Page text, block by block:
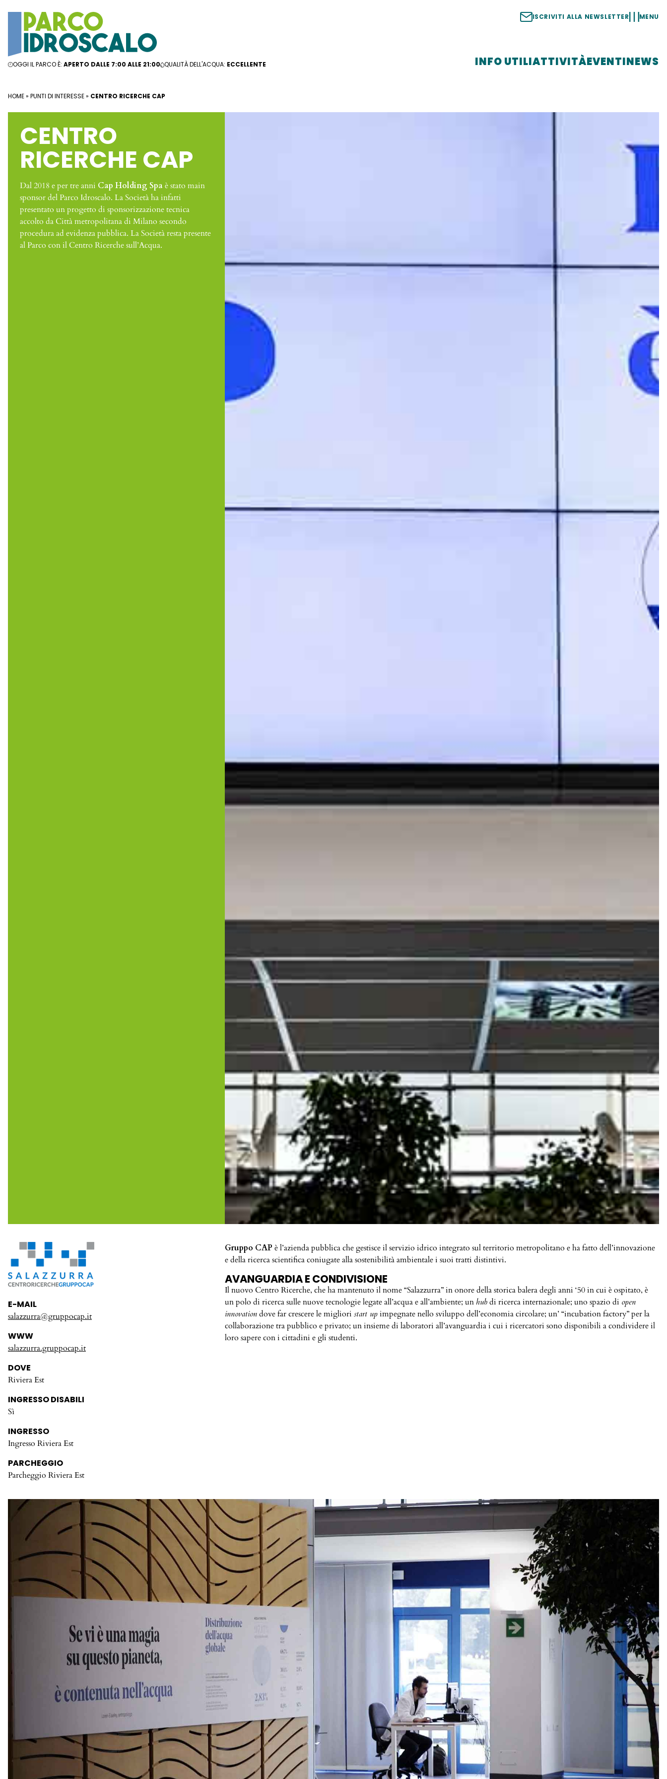
OGGI IL PARCO È: APERTO DALLE 7:00 ALLE 21:00 QUALITÀ DELL'ACQUA: ECCELLENTE
ISCRIVITI ALLA NEWSLETTER MENU
INFO UTILIATTIVITÀEVENTINEWS
HOME» PUNTI DI INTERESSE» CENTRO RICERCHE CAP
CENTRO
RICERCHE CAP
Dal 2018 e per tre anni Cap Holding Spaè stato main
sponsor del Parco Idroscalo. La Società ha infatti
presentato un progetto di sponsorizzazione tecnica
accolto da Città metropolitana di Milano secondo
procedura ad evidenza pubblica. La Società resta presente
al Parco con il Centro Ricerche sull’Acqua.
E-MAIL
salazzurra@gruppocap.it
WWW
salazzurra.gruppocap.it
DOVE
Riviera Est
INGRESSO DISABILI
Sì
INGRESSO
Ingresso Riviera Est
PARCHEGGIO
Parcheggio Riviera Est
Gruppo CAP è l’azienda pubblica che gestisce il servizio idrico integrato sul territorio metropolitano e ha fatto dell’innovazione
e della ricerca scientifica coniugate alla sostenibilità ambientale i suoi tratti distintivi.
AVANGUARDIA E CONDIVISIONE
Il nuovo Centro Ricerche, che ha mantenuto il nome “Salazzurra” in onore della storica balera degli anni ‘50 in cui è ospitato, è
un polo di ricerca sulle nuove tecnologie legate all’acqua e all’ambiente; unhubdi ricerca internazionale; uno spazio di open
innovationdove far crescere le miglioristart upimpegnate nello sviluppo dell’economia circolare; un’ “incubation factory” per la
collaborazione tra pubblico e privato; un insieme di laboratori all’avanguardia i cui i ricercatori sono disponibili a condividere il
loro sapere con i cittadini e gli studenti.